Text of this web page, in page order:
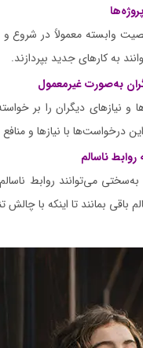
وابسته معمولاً در
به کارهای جدید بپردازند.
به‌صورت غیرمعمول
و نیازهای دیگران را بر
درخواست‌ها با نیازها و
ناسالم
به‌سختی می‌توانند روابط
باقی بمانند تا اینکه با چالش